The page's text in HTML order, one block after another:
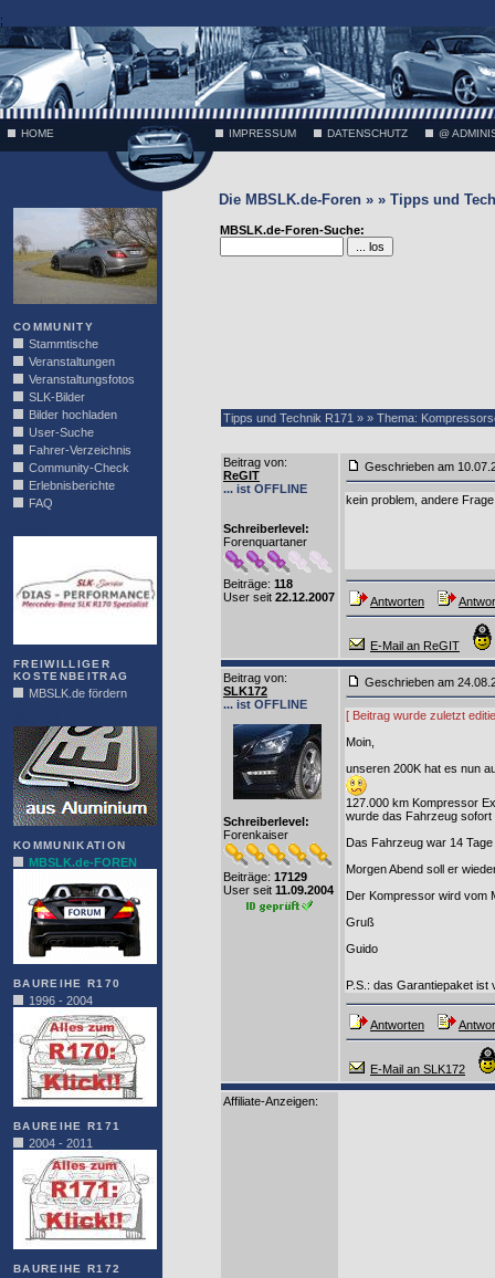
;
HOME IMPRESSUM DATENSCHUTZ @
COMMUNITY
Stammtische
Veranstaltungen
Veranstaltungsfotos
SLK-Bilder
Bilder hochladen
User-Suche
Fahrer-Verzeichnis
Community-Check
Erlebnisberichte
FAQ
FREIWILLIGER
KOSTENBEITRAG
MBSLK.de fördern
KOMMUNIKATION
MBSLK.de-FOREN
BAUREIHE R170
1996 - 2004
BAUREIHE R171
2004 - 2011
BAUREIHE R172
Die MBSLK.de-Foren » » Tipps und
MBSLK.de-Foren-Suche:
Tipps und Technik R171 » » Thema:
Beitrag von:
ReGIT
... ist OFFLINE
Schreiberlevel:
Forenquartaner
Beiträge: 118
User seit 22.12.2007
Geschrieben am
kein problem, andere
Antworten
E-Mail an ReGIT
Beitrag von:
SLK172
... ist OFFLINE
Schreiberlevel:
Forenkaiser
Beiträge: 17129
User seit 11.09.2004
Geschrieben am
[ Beitrag wurde zuletzt
Moin,
unseren 200K hat es nun
127.000 km Kompressor
wurde das Fahrzeug sofort
Das Fahrzeug war 14
Morgen Abend soll er
Der Kompressor wird vom
Gruß
Guido
P.S.: das Garantiepaket
Antworten
E-Mail an SLK172
Affiliate-Anzeigen: